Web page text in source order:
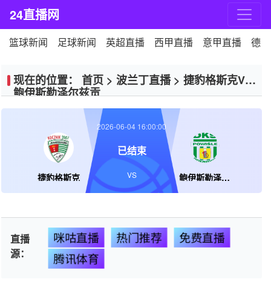
24直播网
篮球新闻 足球新闻 英超直播 西甲直播 意甲直播 德
现在的位置： 首页 > 波兰丁直播> 捷豹格斯克VS
鲍伊斯勒泽尔兹贡
捷豹格斯克 鲍伊斯勒泽尔兹贡
2026-06-04 16:00:00
已结束
VS
直播
源：
咪咕直播 热门推荐
免费直播
腾讯体育